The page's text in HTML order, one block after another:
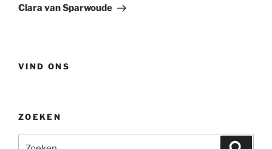
Clara van Sparwoude
VIND ONS
ZOEKEN